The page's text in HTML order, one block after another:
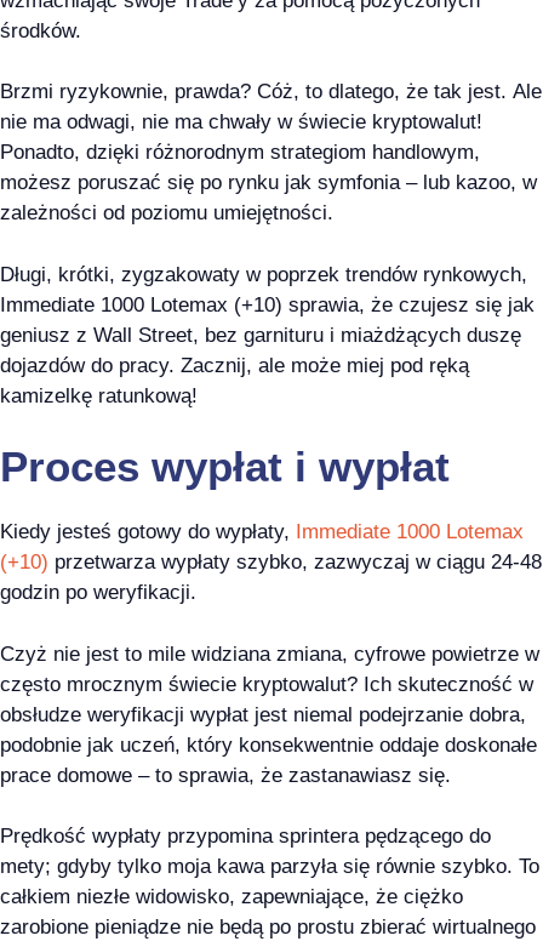
środków.
Brzmi ryzykownie, prawda? Cóż, to dlatego, że tak jest. Ale
nie ma odwagi, nie ma chwały w świecie kryptowalut!
Ponadto, dzięki różnorodnym strategiom handlowym,
możesz poruszać się po rynku jak symfonia – lub kazoo, w
zależności od poziomu umiejętności.
Długi, krótki, zygzakowaty w poprzek trendów rynkowych,
Immediate 1000 Lotemax (+10) sprawia, że czujesz się jak
geniusz z Wall Street, bez garnituru i miażdżących duszę
dojazdów do pracy. Zacznij, ale może miej pod ręką
kamizelkę ratunkową!
Proces wypłat i wypłat
Kiedy jesteś gotowy do wypłaty, Immediate 1000 Lotemax
(+10) przetwarza wypłaty szybko, zazwyczaj w ciągu 24-48
godzin po weryfikacji.
Czyż nie jest to mile widziana zmiana, cyfrowe powietrze w
często mrocznym świecie kryptowalut? Ich skuteczność w
obsłudze weryfikacji wypłat jest niemal podejrzanie dobra,
podobnie jak uczeń, który konsekwentnie oddaje doskonałe
prace domowe – to sprawia, że zastanawiasz się.
Prędkość wypłaty przypomina sprintera pędzącego do
mety; gdyby tylko moja kawa parzyła się równie szybko. To
całkiem niezłe widowisko, zapewniające, że ciężko
zarobione pieniądze nie będą po prostu zbierać wirtualnego